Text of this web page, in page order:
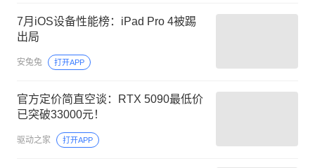
7月iOS设备性能榜：iPad Pro 4被踢
出局
安兔兔 打开APP
官方定价简直空谈：RTX 5090最低价
已突破33000元！
驱动之家 打开APP